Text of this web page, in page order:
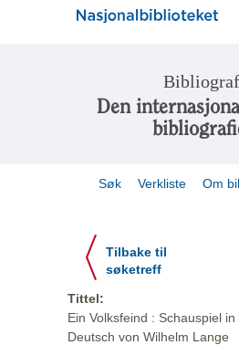
Den
Søk Verkliste Om
Tilbake til
søketreff
Tittel:
Ein Volksfeind : Schauspiel
Deutsch von Wilhelm Lange